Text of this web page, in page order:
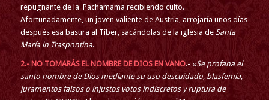
repugnante de la Pachamama recibiendo culto.
Afortunadamente, un joven valiente de Austria, arrojaría unos días
después esa basura al Tíber, sacándolas de la iglesia de Santa
María in Traspontina.
2.- NO TOMARÁS EL NOMBRE DE DIOS EN VANO.- «Se profana el
santo nombre de Dios mediante su uso descuidado, blasfemia,
juramentos falsos o injustos votos indiscretos y ruptura de